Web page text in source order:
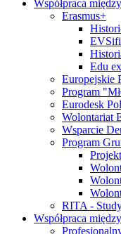
Współpraca
Erasmus+
Edu
Europejskie
Program
Eurodesk
Wolontariat
Wsparcie
Program
RITA -
Współpraca